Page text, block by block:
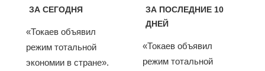
ЗА СЕГОДНЯ
«Токаев объявил
режим тотальной
экономии в стране».
ЗА ПОСЛЕДНИЕ 10
ДНЕЙ
«Токаев объявил
режим тотальной